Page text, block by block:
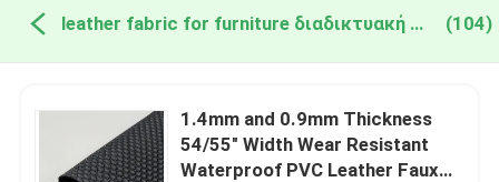
leather fabric for furniture διαδικτυακή κατασκευή (104)
1.4mm and 0.9mm Thickness
54/55" Width Wear Resistant
Waterproof PVC Leather Faux